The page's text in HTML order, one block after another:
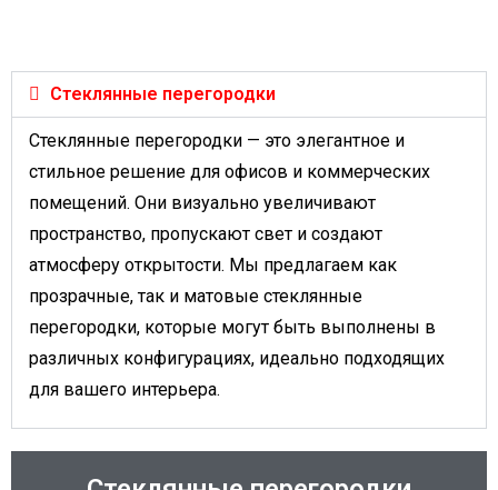
Стеклянные перегородки
Стеклянные перегородки — это элегантное и
стильное решение для офисов и коммерческих
помещений. Они визуально увеличивают
пространство, пропускают свет и создают
атмосферу открытости. Мы предлагаем как
прозрачные, так и матовые стеклянные
перегородки, которые могут быть выполнены в
различных конфигурациях, идеально подходящих
для вашего интерьера.